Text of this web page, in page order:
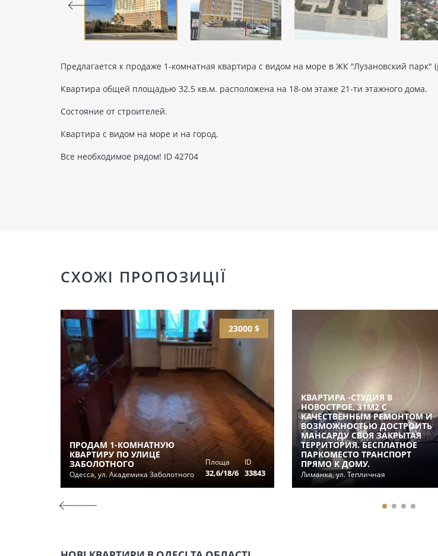
Предлагается к продаже 1-комнатная квартира с видом на море в ЖК "Лузановский парк"
Квартира общей площадью 32.5 кв.м. расположена на 18-ом этаже 21-ти этажного дома.
Состояние от строителей.
Квартира с видом на море и на город.
Все необходимое рядом! ID 42704
СХОЖІ ПРОПОЗИЦІЇ
23000 $
ПРОДАМ 1-КОМНАТНУЮ
КВАРТИРУ ПО УЛИЦЕ
ЗАБОЛОТНОГО
Одесса, ул. Академика Заболотного
Площа
32,6/18/6
ID
33843
КВАРТИРА -СТУДИЯ В
НОВОСТРОЕ, 31М2 С
КАЧЕСТВЕННЫМ РЕМОНТОМ И
ВОЗМОЖНОСТЬЮ ДОСТРОИТЬ
МАНСАРДУ СВОЯ ЗАКРЫТАЯ
ТЕРРИТОРИЯ. БЕСПЛАТНОЕ
ПАРКОМЕСТО ТРАНСПОРТ
ПРЯМО К ДОМУ.
Лиманка, ул. Тепличная